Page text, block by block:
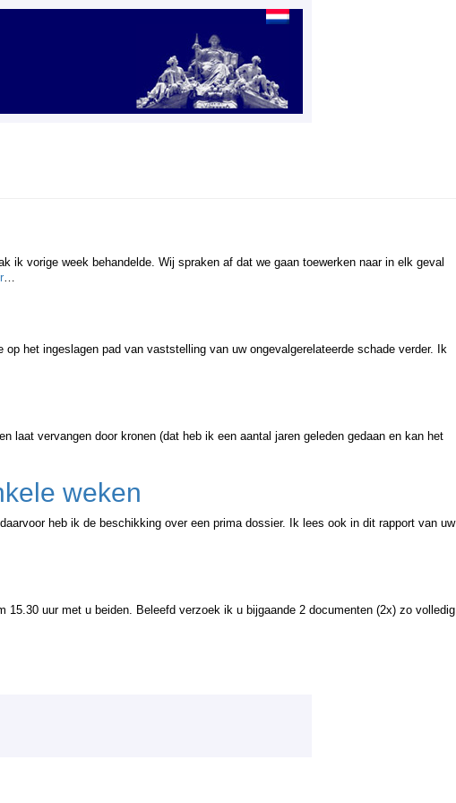
vorige week behandelde. Wij spraken af dat we gaan toewerken naar in elk geval
…
het ingeslagen pad van vaststelling van uw ongevalgerelateerde schade verder. Ik
vervangen door kronen (dat heb ik een aantal jaren geleden gedaan en kan het
weken
heb ik de beschikking over een prima dossier. Ik lees ook in dit rapport van uw
uur met u beiden. Beleefd verzoek ik u bijgaande 2 documenten (2x) zo volledig